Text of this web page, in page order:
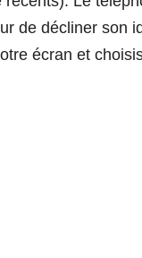
de décliner son
écran et